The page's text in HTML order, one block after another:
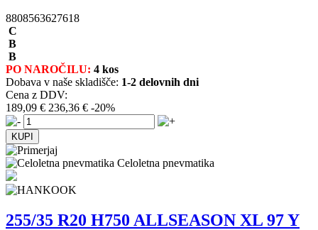
8808563627618
C
B
B
PO NAROČILU: 4 kos
Dobava v naše skladišče: 1-2 delovnih dni
Cena z DDV:
189,09 € 236,36 € -20%
Celoletna pnevmatika
255/35 R20 H750 ALLSEASON XL 97 Y